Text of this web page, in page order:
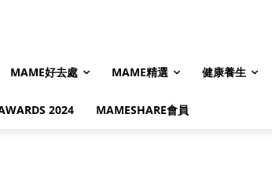
MAME好去處 MAME精選 健康養生
2024 MAMESHARE會員